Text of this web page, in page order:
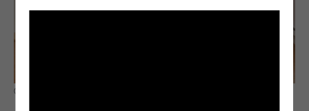
Observar y aprender